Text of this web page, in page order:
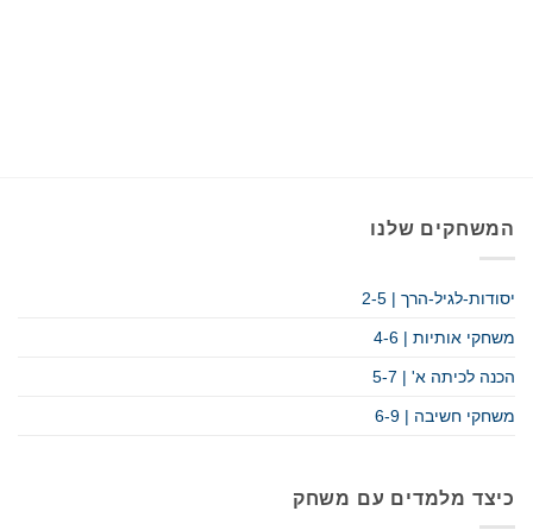
המשחקים שלנו
יסודות-לגיל-הרך | 2-5
משחקי אותיות | 4-6
הכנה לכיתה א' | 5-7
משחקי חשיבה | 6-9
כיצד מלמדים עם משחק